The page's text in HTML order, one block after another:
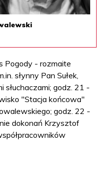
Pogody - rozmaite
słynny Pan Sułek,
godz. 21 -
"Stacja końcowa"
godz. 22 -
dokonań Krzysztof